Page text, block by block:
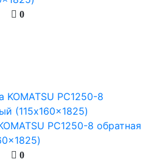
0
PC1250-8 обратная
0